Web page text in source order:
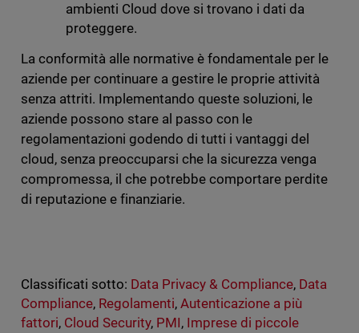
ambienti Cloud dove si trovano i dati da
proteggere.
La conformità alle normative è fondamentale per le
aziende per continuare a gestire le proprie attività
senza attriti. Implementando queste soluzioni, le
aziende possono stare al passo con le
regolamentazioni godendo di tutti i vantaggi del
cloud, senza preoccuparsi che la sicurezza venga
compromessa, il che potrebbe comportare perdite
di reputazione e finanziarie.
Classificati sotto: Data Privacy & Compliance, Data
Compliance, Regolamenti, Autenticazione a più
fattori, Cloud Security, PMI, Imprese di piccole